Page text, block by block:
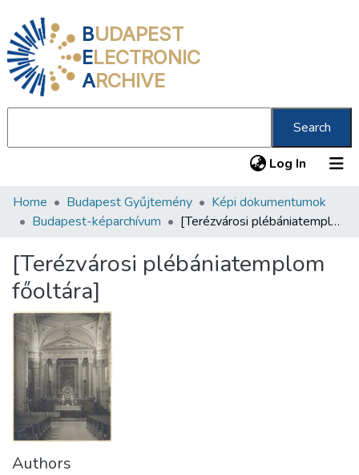
BUDAPEST
ELECTRONIC
ARCHIVE
Search
Log In (current)
Communities & Collections
Statistics
About us
Home Budapest Gyűjtemény
Képi dokumentumok
Budapest-képarchívum
[Terézvárosi plébániatemplom főoltára]
[Terézvárosi plébániatemplom
főoltára]
Authors